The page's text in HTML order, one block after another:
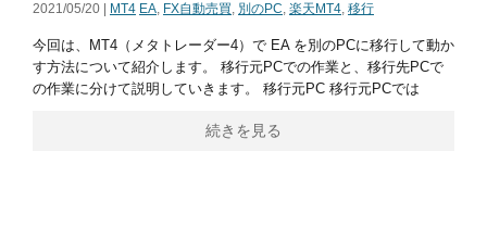
2021/05/20 | MT4 EA, FX自動売買, 別のPC, 楽天MT4, 移行
今回は、MT4（メタトレーダー4）で EA を別のPCに移行して動か
す方法について紹介します。 移行元PCでの作業と、移行先PCで
の作業に分けて説明していきます。 移行元PC 移行元PCでは
続きを見る